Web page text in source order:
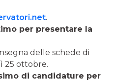
.
per presentare la
delle schede di
25 ottobre.
di candidature per